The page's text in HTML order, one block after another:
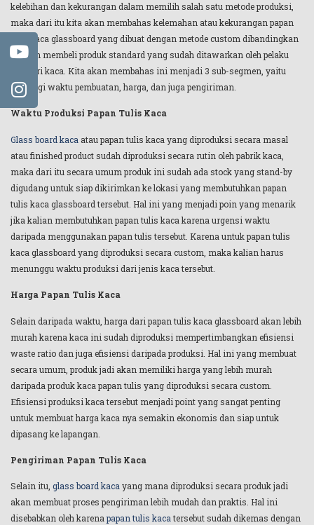
kelebihan dan kekurangan dalam memilih salah satu metode produksi,
maka dari itu kita akan membahas kelemahan atau kekurangan papan
tulis kaca glassboard yang dibuat dengan metode custom dibandingkan
dengan membeli produk standard yang sudah ditawarkan oleh pelaku
industri kaca. Kita akan membahas ini menjadi 3 sub-segmen, yaitu
dari segi waktu pembuatan, harga, dan juga pengiriman.
Waktu Produksi Papan Tulis Kaca
Glass board kaca atau papan tulis kaca yang diproduksi secara masal
atau finished product sudah diproduksi secara rutin oleh pabrik kaca,
maka dari itu secara umum produk ini sudah ada stock yang stand-by
digudang untuk siap dikirimkan ke lokasi yang membutuhkan papan
tulis kaca glassboard tersebut. Hal ini yang menjadi poin yang menarik
jika kalian membutuhkan papan tulis kaca karena urgensi waktu
daripada menggunakan papan tulis tersebut. Karena untuk papan tulis
kaca glassboard yang diproduksi secara custom, maka kalian harus
menunggu waktu produksi dari jenis kaca tersebut.
Harga Papan Tulis Kaca
Selain daripada waktu, harga dari papan tulis kaca glassboard akan lebih
murah karena kaca ini sudah diproduksi mempertimbangkan efisiensi
waste ratio dan juga efisiensi daripada produksi. Hal ini yang membuat
secara umum, produk jadi akan memiliki harga yang lebih murah
daripada produk kaca papan tulis yang diproduksi secara custom.
Efisiensi produksi kaca tersebut menjadi point yang sangat penting
untuk membuat harga kaca nya semakin ekonomis dan siap untuk
dipasang ke lapangan.
Pengiriman Papan Tulis Kaca
Selain itu, glass board kacayang mana diproduksi secara produk jadi
akan membuat proses pengiriman lebih mudah dan praktis. Hal ini
disebabkan oleh karenapapan tulis kacatersebut sudah dikemas dengan